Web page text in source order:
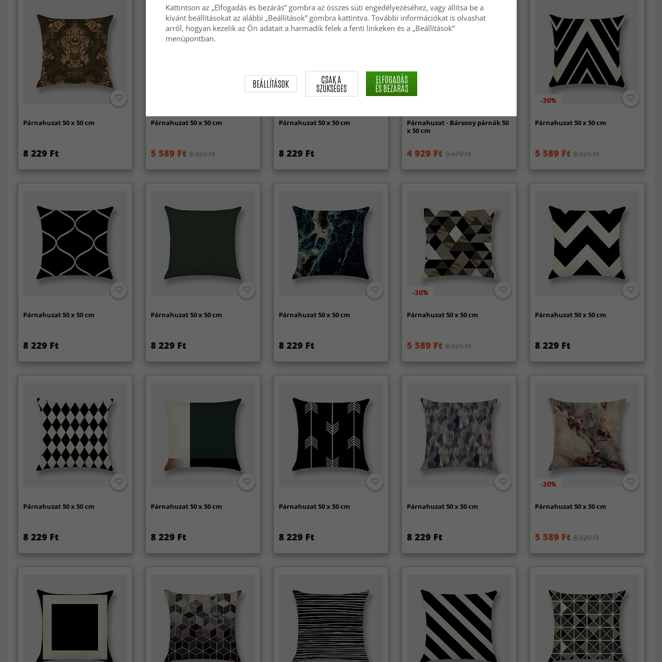
Párnahuzat 50 x 50 cm
8 229 Ft
Párnahuzat 50 x 50 cm
5 589 Ft 8 229 Ft
Párnahuzat 50 x 50 cm
8 229 Ft
Párnahuzat - Bársony párnák 50
x 50 cm
4 929 Ft 9 879 Ft
-30%
Párnahuzat 50 x 50 cm
5 589 Ft 8 229 Ft
Párnahuzat 50 x 50 cm
8 229 Ft
Párnahuzat 50 x 50 cm
8 229 Ft
Párnahuzat 50 x 50 cm
8 229 Ft
-30%
Párnahuzat 50 x 50 cm
5 589 Ft 8 229 Ft
Párnahuzat 50 x 50 cm
8 229 Ft
Párnahuzat 50 x 50 cm
8 229 Ft
Párnahuzat 50 x 50 cm
8 229 Ft
Párnahuzat 50 x 50 cm
8 229 Ft
Párnahuzat 50 x 50 cm
8 229 Ft
-30%
Párnahuzat 50 x 50 cm
5 589 Ft 8 229 Ft
Kattintson az „Elfogadás és bezárás” gombra az összes süti engedélyezéséhez, vagy állítsa be a
kívánt beállításokat az alábbi „Beállítások” gombra kattintva. További információkat is olvashat
arról, hogyan kezelik az Ön adatait a harmadik felek a fenti linkeken és a „Beállítások”
menüpontban.
BEÁLLÍTÁSOK CSAK A
SZÜKSÉGES
ELFOGADÁS
ÉS BEZÁRÁS